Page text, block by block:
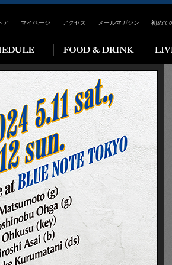
ア マイページ アクセス メールマガジン 初めて